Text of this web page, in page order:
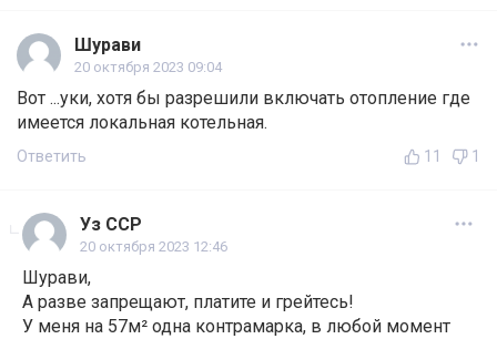
Шурави
20 октября 2023 09:04
Вот ...уки, хотя бы разрешили включать отопление где
имеется локальная котельная.
Ответить 11 1
Уз ССР
20 октября 2023 12:46
Шурави,
А разве запрещают, платите и грейтесь!
У меня на 57м² одна контрамарка, в любой момент